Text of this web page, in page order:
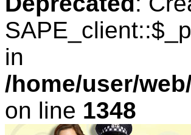
in
/home/user/
on line 1348